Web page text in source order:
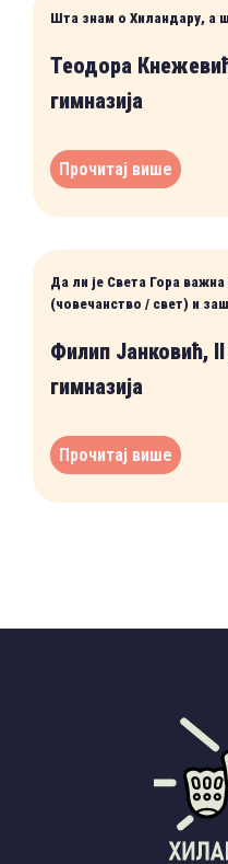
Шта знам о Хиландару, а
Теодора
гимназија
Прочитај више
Да ли је Света Гора
(човечанство / свет) и
Филип Јанковић,
гимназија
Прочитај више